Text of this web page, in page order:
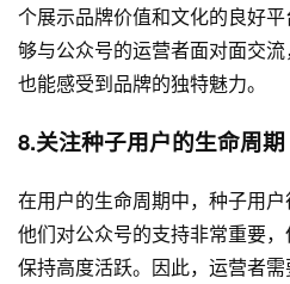
个展示品牌价值和文化的良好
够与公众号的运营者面对面交流
也能感受到品牌的独特魅力。
8.关注种子用户的生命周期
在用户的生命周期中，种子用户
他们对公众号的支持非常重要
保持高度活跃。因此，运营者